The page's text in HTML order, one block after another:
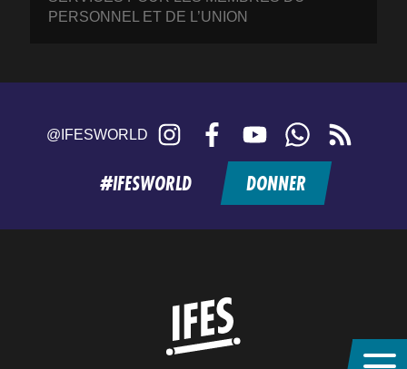
PERSONNEL ET DE L’UNION
@IFESWORLD Instagram FacebookYouTubeWhatsApp
feed
#IFESWORLD DONNER